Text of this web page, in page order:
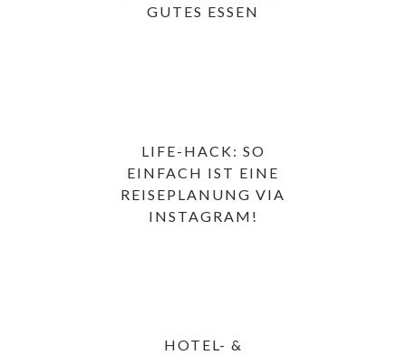
GUTES ESSEN
LIFE-HACK: SO
EINFACH IST EINE
REISEPLANUNG VIA
INSTAGRAM!
HOTEL- &